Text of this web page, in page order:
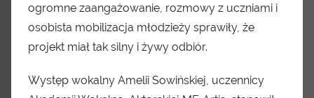
ogromne zaangażowanie, rozmowy z uczniami i
osobista mobilizacja młodzieży sprawiły, że
projekt miał tak silny i żywy odbiór.
Występ wokalny Amelii Sowińskiej, uczennicy